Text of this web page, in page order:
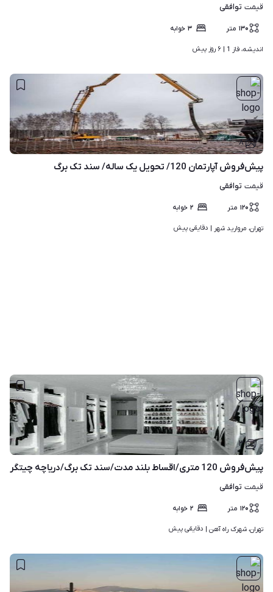
قیمت توافقی
۱۳۰ متر ۳ خوابه
اندیشه، فاز 1 | ۶ روز پیش
۸
پیش‌فروش آپارتمان 120/ تحویل یک ساله/ سند تک برگ
قیمت توافقی
۱۲۰ متر ۲ خوابه
تهران، مروارید شهر | دقایقی پیش
۳
پیش‌فروش 120 متری/اقساط بلند مدت/سند تک برگ/دریاچه چیتگر
قیمت توافقی
۱۲۰ متر ۲ خوابه
تهران، شهرک راه آهن | دقایقی پیش